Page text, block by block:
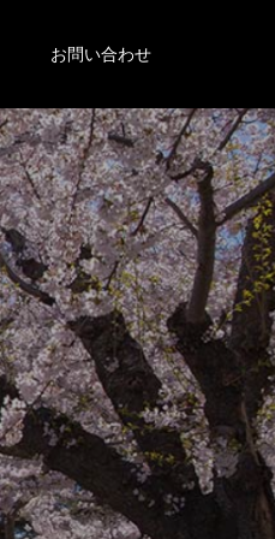
お問い合わせ